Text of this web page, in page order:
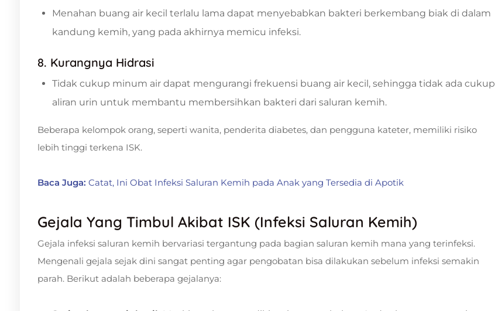
Menahan buang air kecil terlalu lama dapat menyebabkan bakteri berkembang biak di dalam
kandung kemih, yang pada akhirnya memicu infeksi.
8. Kurangnya Hidrasi
Tidak cukup minum air dapat mengurangi frekuensi buang air kecil, sehingga tidak ada cukup
aliran urin untuk membantu membersihkan bakteri dari saluran kemih.
Beberapa kelompok orang, seperti wanita, penderita diabetes, dan pengguna kateter, memiliki risiko
lebih tinggi terkena ISK.
Baca Juga: Catat, Ini Obat Infeksi Saluran Kemih pada Anak yang Tersedia di Apotik
Gejala Yang Timbul Akibat ISK (Infeksi Saluran Kemih)
Gejala infeksi saluran kemih bervariasi tergantung pada bagian saluran kemih mana yang terinfeksi.
Mengenali gejala sejak dini sangat penting agar pengobatan bisa dilakukan sebelum infeksi semakin
parah. Berikut adalah beberapa gejalanya: